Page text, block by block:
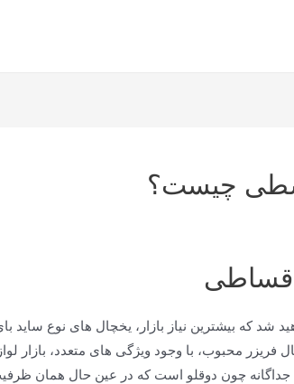
چیست؟
شد که بیشترین نیاز بازار، یخچال های نوع ساید
فریزر محبوب، با وجود ویژگی های متعدد، بازار
چون دوقلو است که در عین حال همان